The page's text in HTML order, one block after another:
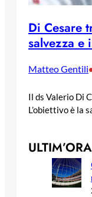
Di Cesare
salvezza e
Matteo Gentili
Il ds Valerio Di
L’obiettivo è la
ULTIM’ORA